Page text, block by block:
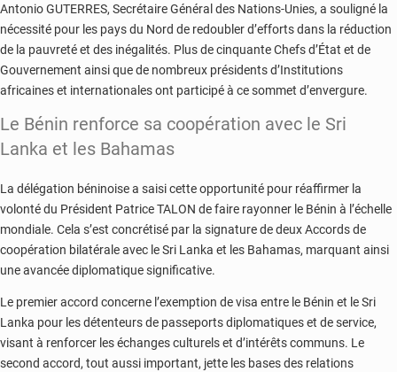
Antonio GUTERRES, Secrétaire Général des Nations-Unies, a souligné la
nécessité pour les pays du Nord de redoubler d’efforts dans la réduction
de la pauvreté et des inégalités. Plus de cinquante Chefs d’État et de
Gouvernement ainsi que de nombreux présidents d’Institutions
africaines et internationales ont participé à ce sommet d’envergure.
Le Bénin renforce sa coopération avec le Sri
Lanka et les Bahamas
La délégation béninoise a saisi cette opportunité pour réaffirmer la
volonté du Président Patrice TALON de faire rayonner le Bénin à l’échelle
mondiale. Cela s’est concrétisé par la signature de deux Accords de
coopération bilatérale avec le Sri Lanka et les Bahamas, marquant ainsi
une avancée diplomatique significative.
Le premier accord concerne l’exemption de visa entre le Bénin et le Sri
Lanka pour les détenteurs de passeports diplomatiques et de service,
visant à renforcer les échanges culturels et d’intérêts communs. Le
second accord, tout aussi important, jette les bases des relations